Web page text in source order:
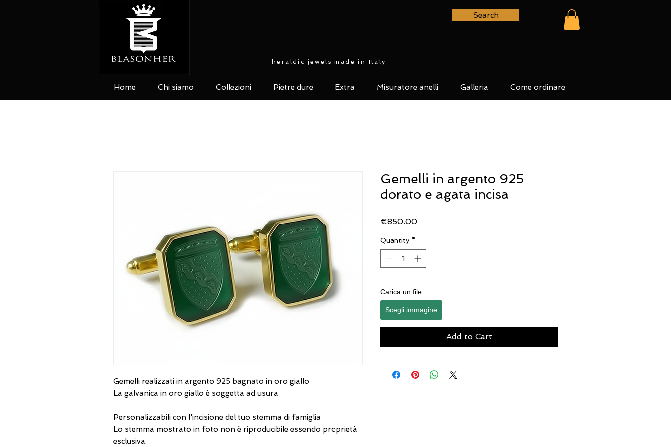
Search
Home Chi siamo Collezioni Pietre dure Extra Misuratore anelli Galleria Come ordinare
Gemelli realizzati in argento 925 bagnato in oro giallo
La galvanica in oro giallo è soggetta ad usura
Personalizzabili con l'incisione del tuo stemma di famiglia
Lo stemma mostrato in foto non è riproducibile essendo proprietà
esclusiva.
Gemelli in argento 925
dorato e agata incisa
€850.00Price
Quantity *
Carica un file
Scegli immagine
Add to Cart
heraldic jewels made in Italy